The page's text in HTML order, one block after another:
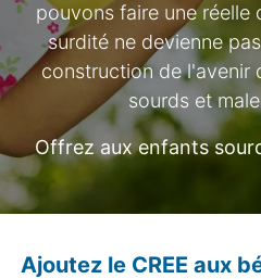
pouvons faire une réelle
surdité ne devienne
construction de l'avenir
sourds et
Offrez aux enfants
Ajoutez le CREE aux